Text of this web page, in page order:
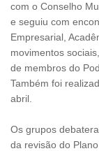
com o Conselho
e seguiu com
Empresarial,
movimentos
de membros do
Também foi
abril.
Os grupos
da revisão do